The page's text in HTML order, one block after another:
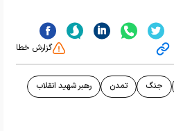
گزارش خطا
جنگ تمدن رهبر شهید انقلاب